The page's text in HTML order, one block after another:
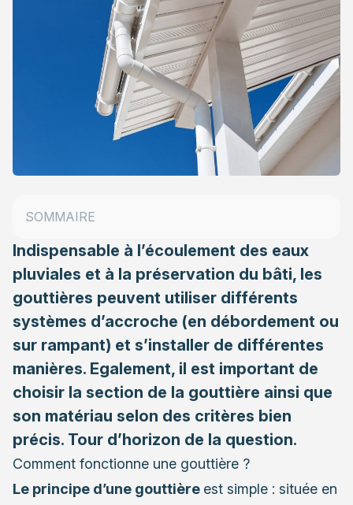
Indispensable à l’écoulement des eaux
pluviales et à la préservation du bâti, les
gouttières peuvent utiliser différents
systèmes d’accroche (en débordement ou
sur rampant) et s’installer de différentes
manières. Egalement, il est important de
choisir la section de la gouttière ainsi que
son matériau selon des critères bien
précis. Tour d’horizon de la question.
Comment fonctionne une gouttière ?
Le principe d’une gouttière est simple : située en
SOMMAIRE
Comment fonctionne une gouttière ?
Les différents types de gouttières
gouttière ?